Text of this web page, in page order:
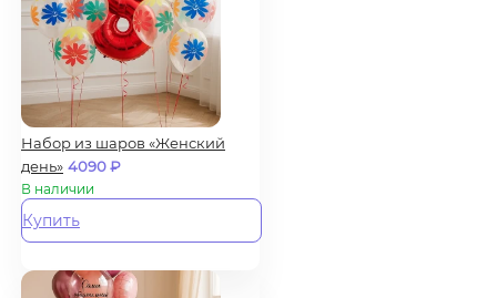
Набор из шаров «Женский
день» 4090₽
В наличии
Купить